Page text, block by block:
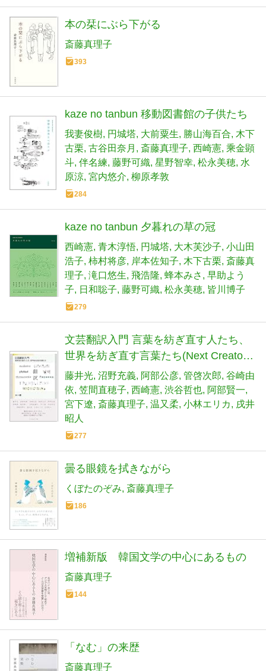
本の栞にぶら下がる
斎藤真理子
393
kaze no tanbun 移動図書館の子供たち
我妻俊樹 円城塔 大前粟生 勝山海百合 木下
古栗 古谷田奈月 斎藤真理子 西崎憲 乘金顕
斗 伴名練 藤野可織 星野智幸 松永美穂 水
原涼 宮内悠介 柳原孝敦
284
kaze no tanbun 夕暮れの草の冠
西崎憲 青木淳悟 円城塔 大木芙沙子 小山田
浩子 柿村将彦 岸本佐知子 木下古栗 斎藤真
理子 滝口悠生 飛浩隆 蜂本みさ
早助よう
子
日和聡子 藤野可織 松永美穂 皆川博子
279
文芸翻訳入門 言葉を紡ぎ直す人たち、
世界を紡ぎ直す言葉たち(Next Creator
Book)
藤井光 沼野充義 阿部公彦 管啓次郎 谷崎由
依 笠間直穂子 西崎憲 渋谷哲也 阿部賢一
宮下遼 斎藤真理子 温又柔 小林エリカ
戌井
昭人
277
曇る眼鏡を拭きながら
くぼたのぞみ 斎藤真理子
186
増補新版 韓国文学の中心にあるもの
斎藤真理子
144
「なむ」の来歴
斎藤真理子